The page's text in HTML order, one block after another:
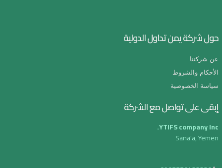
حول شركة يمن تداول الدولية
عن شركتنا
الأحكام والشروط
سياسة الخصوصية
إبقى على تواصل مع الشركة
YTIFS company Inc.
Sana'a, Yemen